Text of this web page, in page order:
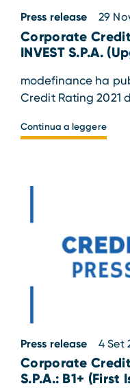
Press release 29
Corporate Credit
INVEST S.P.A.
modefinance ha
Credit Rating 2021
Continua a leggere
Press release 4 Set
Corporate Credit
S.P.A.: B1+ (First